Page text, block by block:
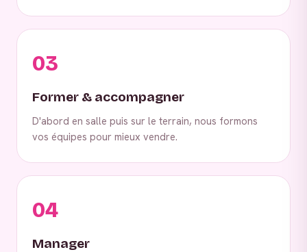
03
Former & accompagner
D'abord en salle puis sur le terrain, nous formons
vos équipes pour mieux vendre.
04
Manager